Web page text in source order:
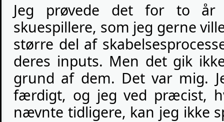
Jeg prøvede det for to år
skuespillere, som jeg gerne
større del af
deres inputs. Men det gik
grund af dem. Det var mig.
færdigt, og jeg ved præcist,
nævnte tidligere, kan jeg ikke